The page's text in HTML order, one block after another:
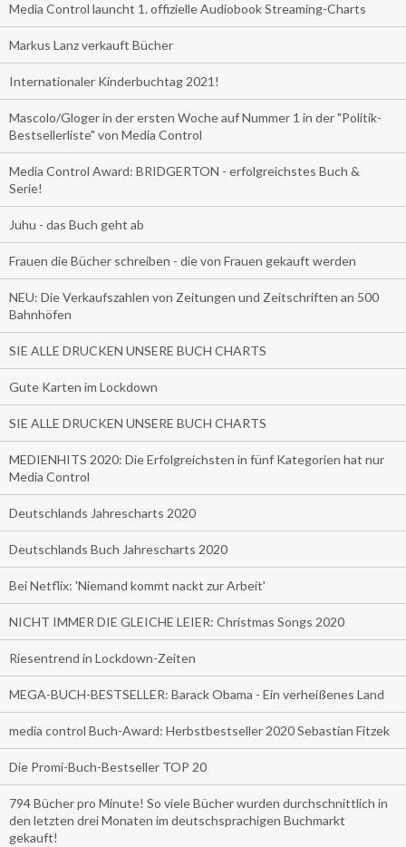
Media Control launcht 1. offizielle Audiobook Streaming-Charts
Markus Lanz verkauft Bücher
Internationaler Kinderbuchtag 2021!
Mascolo/Gloger in der ersten Woche auf Nummer 1 in der "Politik-
Bestsellerliste" von Media Control
Media Control Award: BRIDGERTON - erfolgreichstes Buch &
Serie!
Juhu - das Buch geht ab
Frauen die Bücher schreiben - die von Frauen gekauft werden
NEU: Die Verkaufszahlen von Zeitungen und Zeitschriften an 500
Bahnhöfen
SIE ALLE DRUCKEN UNSERE BUCH CHARTS
Gute Karten im Lockdown
SIE ALLE DRUCKEN UNSERE BUCH CHARTS
MEDIENHITS 2020: Die Erfolgreichsten in fünf Kategorien hat nur
Media Control
Deutschlands Jahrescharts 2020
Deutschlands Buch Jahrescharts 2020
Bei Netflix: 'Niemand kommt nackt zur Arbeit'
NICHT IMMER DIE GLEICHE LEIER: Christmas Songs 2020
Riesentrend in Lockdown-Zeiten
MEGA-BUCH-BESTSELLER: Barack Obama - Ein verheißenes Land
media control Buch-Award: Herbstbestseller 2020 Sebastian Fitzek
Die Promi-Buch-Bestseller TOP 20
794 Bücher pro Minute! So viele Bücher wurden durchschnittlich in
den letzten drei Monaten im deutschsprachigen Buchmarkt
gekauft!